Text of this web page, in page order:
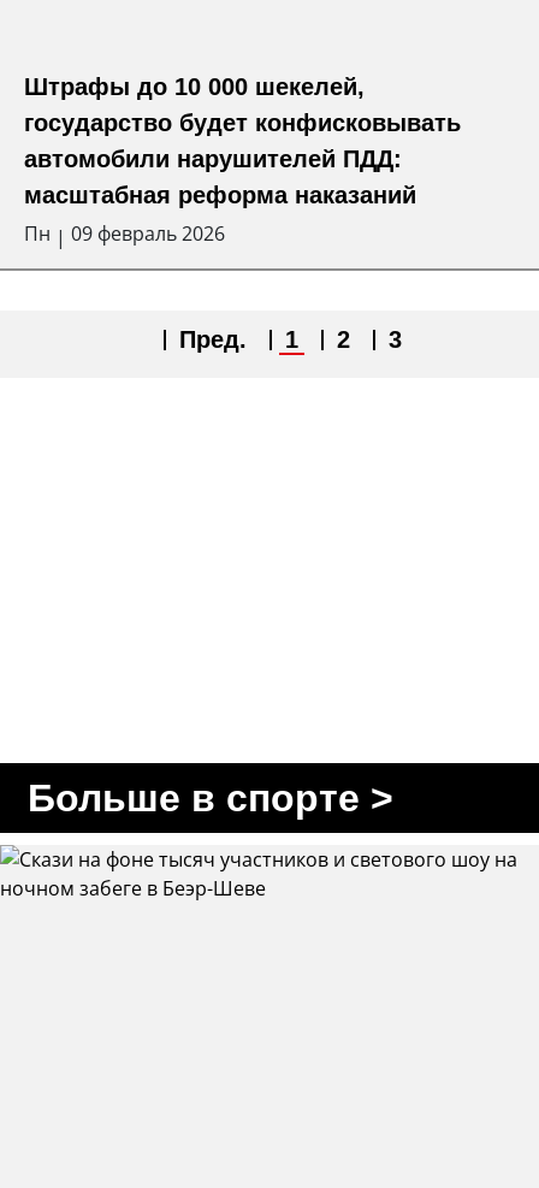
Штрафы до 10 000 шекелей,
государство будет конфисковывать
автомобили нарушителей ПДД:
масштабная реформа наказаний
Пн | 09 февраль 2026
Пред. 1 2 3
Больше в спорте >